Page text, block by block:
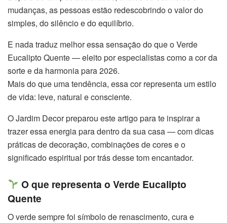
mudanças, as pessoas estão redescobrindo o valor do
simples, do silêncio e do equilíbrio.
E nada traduz melhor essa sensação do que o Verde
Eucalipto Quente — eleito por especialistas como a cor da
sorte e da harmonia para 2026.
Mais do que uma tendência, essa cor representa um estilo
de vida: leve, natural e consciente.
O Jardim Decor preparou este artigo para te inspirar a
trazer essa energia para dentro da sua casa — com dicas
práticas de decoração, combinações de cores e o
significado espiritual por trás desse tom encantador.
O que representa o Verde Eucalipto
Quente
O verde sempre foi símbolo de renascimento, cura e